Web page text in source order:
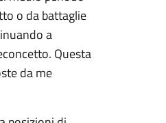
o da battaglie
a
Questa
da me